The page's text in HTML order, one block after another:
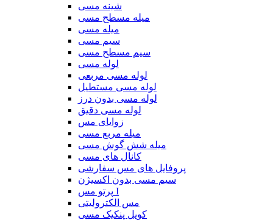
شینه مسی
میله مسطح مسی
میله مسی
سیم مسی
سیم مسطح مسی
لوله مسی
لوله مسی مربعی
لوله مسی مستطیل
لوله مسی بدون درز
لوله مسی دقیق
زوایای مس
میله مربع مسی
میله شش گوش مسی
کانال های مسی
پروفایل های مس سفارشی
سیم مسی بدون اکسیژن
پرتو مس I
مس الکترولیتی
کویل پنکیک مسی